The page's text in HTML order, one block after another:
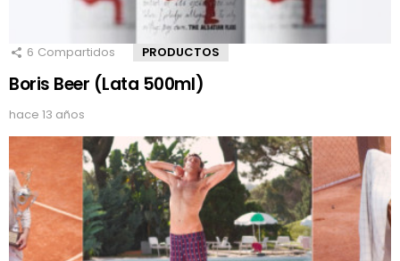
6 Compartidos PRODUCTOS
Boris Beer (Lata 500ml)
hace 13 años